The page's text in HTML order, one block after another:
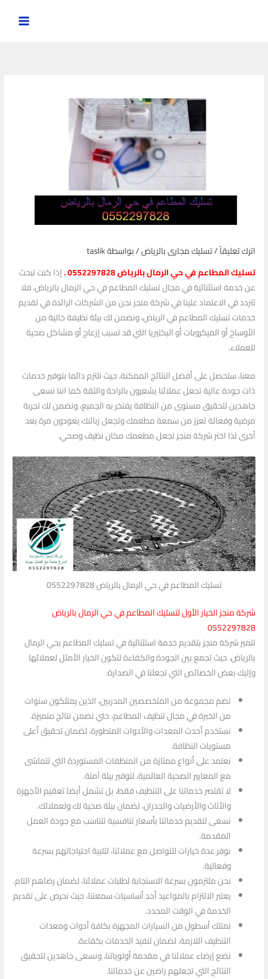
اترك تعليقاً/تسليك مجارى بالرياض/ بواسطةtaslik
تسليك المطاعم في حي الرمال بالرياض 0552297828 .
إذا كنت تبحث
عن خدمة استثنائية في مجال تسليك المطاعم في حي الرمال بالرياض، فلا
تتردد في الاعتماد علينا في شركة منجز نحن من الشركات الرائدة في تقديم
خدمات تسليك المطاعم في الرياض، ونضمن لك بيئة نظيفة خالية من
الأوساخ أو الميكروبات أو البكتيريا التي قد تسبب إزعاج أو مشاكل صحية
للعملاء.
معنا، ستحصل على أفضل النتائج الممكنة، حيث نلتزم دائما بتوفير خدمات
ذات جودة عالية تجعل عملائنا يشعرون بالراحة والثقة كما اننا نسعى
جاهدين لتحقيق مستوى من النظافة يفتخر به الجميع، ونضمن لك تجربة
مرضية وفعالة تعزز من سمعة مطعمك وتجعل زبائنك يعودون مرة بعد
أخرى لذا اختر شركة منجز لجعل مطعمك مكان نظيف وصحي.
تسليك المطاعم في حي الرمال بالرياض 0552297828
شركة منجز الخيار الأول لتسليك المطاعم في حي الرمال بالرياض
0552297828
تتميز شركة منجز بتقديم خدمة استثنائية في تسليك المطاعم بحي الرمال
بالرياض، حيث تجمع بين الجودة والكفاءة لتكون الخيار الأمثل لعملائها
وإليك بعض الخصائص التي تجعلنا في الصدارة:
نضم مجموعة من المتخصصين المدربين، الذين يمتلكون سنوات
من الخبرة في مجال تنظيف المطاعم، حتي نضمن نتائج متميزة.
نستخدم أحدث المعدات والأدوات المتطورة، لضمان تحقيق أعلى
مستويات النظافة.
نعتمد على أنواع ممتازة من المنظفات المستوردة التي تتماشى
مع المعايير الصحية العالمية، لتوفير بيئة آمنة.
لا تقتصر خدماتنا على التنظيف فقط، بل تشمل أيضا تعقيم الأجهزة
والأثاث والأرضيات والجدران، لضمان بيئة صحية لك ولعملائك.
نسعى لتقديم خدماتنا بأسعار تنافسية تتناسب مع جودة العمل
المقدمة.
نوفر عدة خيارات للتواصل مع عملائنا، لتلبية احتياجاتهم بسرعة
وفعالية.
نحن ملتزمون بسرعة الاستجابة لطلبات عملائنا، لضمان رضاهم التام.
يعتبر الالتزام بالمواعيد أحد أساسيات سمعتنا، حيث نحرص على تقديم
الخدمة في الوقت المحدد.
نمتلك أسطول من السيارات المجهزة بكافة أدوات ومعدات
التنظيف اللازمة، لضمان تنفيذ الخدمات بكفاءة.
نضع إرضاء عملائنا في مقدمة أولوياتنا، ونسعى جاهدين لتحقيق
النتائج التي تجعلهم راضين عن خدماتنا.